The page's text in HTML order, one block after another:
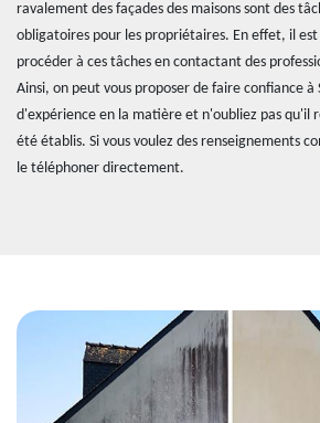
ravalement des façades des maisons sont des
obligatoires pour les propriétaires. En effet, il
procéder à ces tâches en contactant des
Ainsi, on peut vous proposer de faire confiance à
d'expérience en la matière et n'oubliez pas qu'il
été établis. Si vous voulez des renseignements
le téléphoner directement.